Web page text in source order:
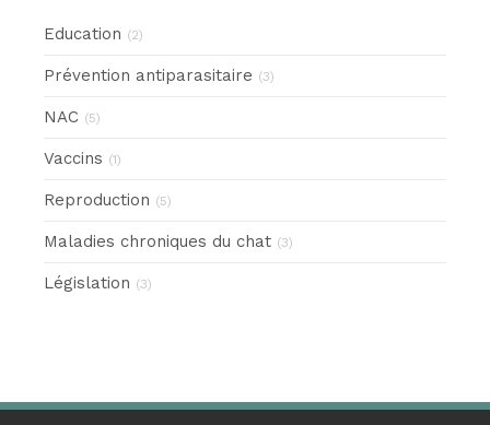
Education (2)
Prévention antiparasitaire (3)
NAC (5)
Vaccins (1)
Reproduction (5)
Maladies chroniques du chat (3)
Législation (3)